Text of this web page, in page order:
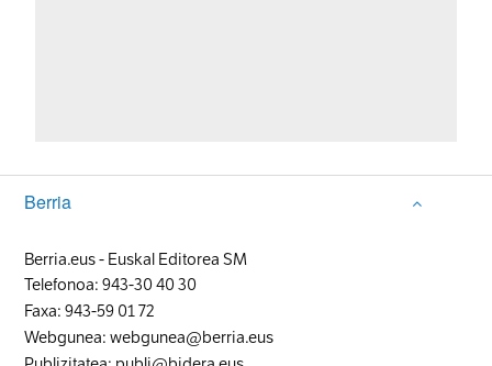
Berria
Berria.eus- Euskal Editorea SM
Telefonoa: 943-30 40 30
Faxa: 943-59 01 72
Webgunea: webgunea@berria.eus